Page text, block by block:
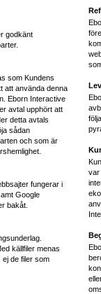
godkänt
som Kundens
att använda denna
Eborn Interactive
avtal upphört att
detta avtals
sådan
och som är
fungerar i
Google
bakåt.
källfiler menas
de filer som
var